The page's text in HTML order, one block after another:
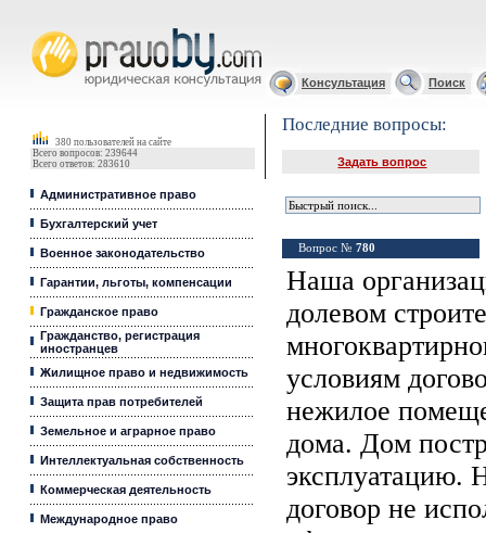
Консультация Поиск
380 пользователей на сайте
Всего вопросов: 239644
Всего ответов: 283610
Административное право
Бухгалтерский учет
Военное законодательство
Гарантии, льготы, компенсации
Гражданское право
Гражданство, регистрация
иностранцев
Жилищное право и недвижимость
Защита прав потребителей
Земельное и аграрное право
Интеллектуальная собственность
Коммерческая деятельность
Международное право
Последние вопросы:
Задать вопрос
Вопрос № 780
Наша
долевом
условиям
нежилое
дома. Дом
эксплуатацию.
договор не